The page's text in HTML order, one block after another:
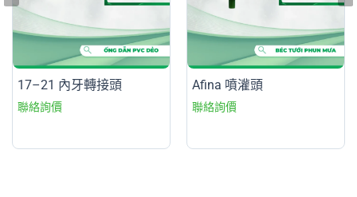
17–21 內牙轉接頭 Afina 噴灌頭